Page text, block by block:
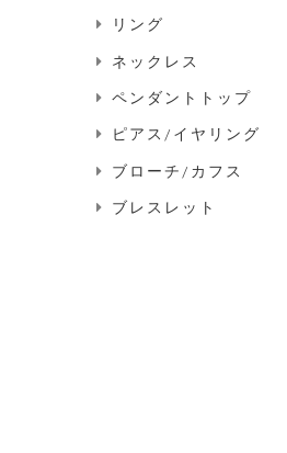
リング
ネックレス
ペンダントトップ
ピアス/イヤリング
ブローチ/カフス
ブレスレット